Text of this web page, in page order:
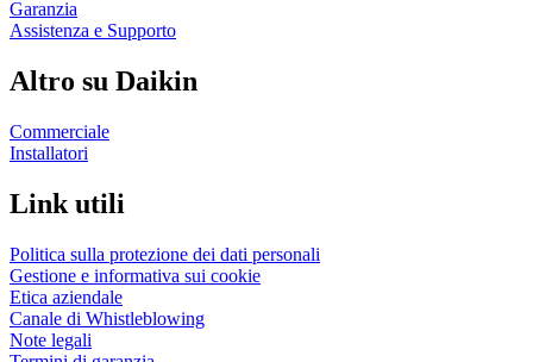
Garanzia
Assistenza e Supporto
Altro su Daikin
Commerciale
Installatori
Link utili
Politica sulla protezione dei dati personali
Gestione e informativa sui cookie
Etica aziendale
Canale di Whistleblowing
Note legali